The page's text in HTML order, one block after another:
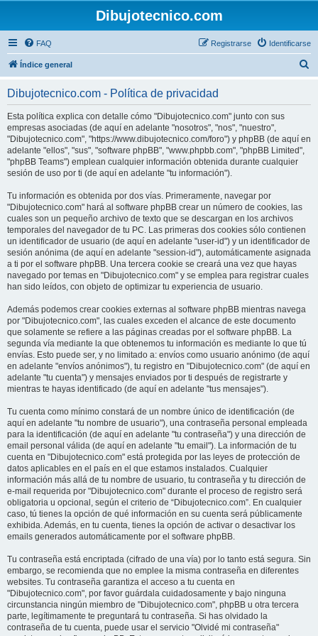
Dibujotecnico.com
FAQ Identificarse
Registrarse
Índice general
Dibujotecnico.com - Política de privacidad
Esta política explica con detalle cómo "Dibujotecnico.com" junto con sus
empresas asociadas (de aquí en adelante "nosotros", "nos", "nuestro",
"Dibujotecnico.com", "https://www.dibujotecnico.com/foro") y phpBB (de aquí en
adelante "ellos", "sus", "software phpBB", "www.phpbb.com", "phpBB Limited",
"phpBB Teams") emplean cualquier información obtenida durante cualquier
sesión de uso por ti (de aquí en adelante "tu información").
Tu información es obtenida por dos vías. Primeramente, navegar por
"Dibujotecnico.com" hará al software phpBB crear un número de cookies, las
cuales son un pequeño archivo de texto que se descargan en los archivos
temporales del navegador de tu PC. Las primeras dos cookies sólo contienen
un identificador de usuario (de aquí en adelante "user-id") y un identificador de
sesión anónima (de aquí en adelante "session-id"), automáticamente asignada
a ti por el software phpBB. Una tercera cookie se creará una vez que hayas
navegado por temas en "Dibujotecnico.com" y se emplea para registrar cuales
han sido leídos, con objeto de optimizar tu experiencia de usuario.
Además podemos crear cookies externas al software phpBB mientras navega
por "Dibujotecnico.com", las cuales exceden el alcance de este documento
que solamente se refiere a las páginas creadas por el software phpBB. La
segunda vía mediante la que obtenemos tu información es mediante lo que tú
envías. Esto puede ser, y no limitado a: envíos como usuario anónimo (de aquí
en adelante "envíos anónimos"), tu registro en "Dibujotecnico.com" (de aquí en
adelante "tu cuenta") y mensajes enviados por ti después de registrarte y
mientras te hayas identificado (de aquí en adelante "tus mensajes").
Tu cuenta como mínimo constará de un nombre único de identificación (de
aquí en adelante "tu nombre de usuario"), una contraseña personal empleada
para la identificación (de aquí en adelante "tu contraseña") y una dirección de
email personal válida (de aquí en adelante "tu email"). La información de tu
cuenta en "Dibujotecnico.com" está protegida por las leyes de protección de
datos aplicables en el país en el que estamos instalados. Cualquier
información más allá de tu nombre de usuario, tu contraseña y tu dirección de
e-mail requerida por "Dibujotecnico.com" durante el proceso de registro será
obligatoria u opcional, según el criterio de “Dibujotecnico.com”. En cualquier
caso, tú tienes la opción de qué información en su cuenta será públicamente
exhibida. Además, en tu cuenta, tienes la opción de activar o desactivar los
emails generados automáticamente por el software phpBB.
Tu contraseña está encriptada (cifrado de una vía) por lo tanto está segura. Sin
embargo, se recomienda que no emplee la misma contraseña en diferentes
websites. Tu contraseña garantiza el acceso a tu cuenta en
"Dibujotecnico.com", por favor guárdala cuidadosamente y bajo ninguna
circunstancia ningún miembro de "Dibujotecnico.com", phpBB u otra tercera
parte, legítimamente te preguntará tu contraseña. Si has olvidado la
contraseña de tu cuenta, puede usar el servicio "Olvidé mi contraseña"